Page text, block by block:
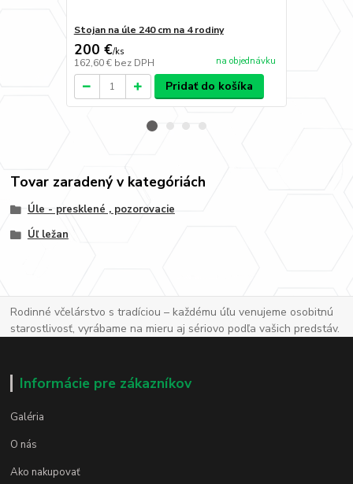
Stojan na úle 240 cm na 4 rodiny
200 €/ks
162,60 € bez DPH na objednávku
Pridať do košíka
Tovar zaradený v kategóriách
Úle - presklené , pozorovacie
Úľ ležan
Rodinné včelárstvo s tradíciou – každému úľu venujeme osobitnú
starostlivosť, vyrábame na mieru aj sériovo podľa vašich predstáv.
Informácie pre zákazníkov
Galéria
O nás
Ako nakupovať